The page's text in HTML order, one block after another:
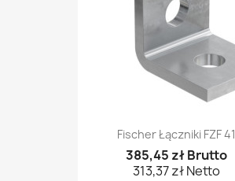
Fischer Łączniki FZF 41
385,45 zł Brutto
313,37 zł Netto